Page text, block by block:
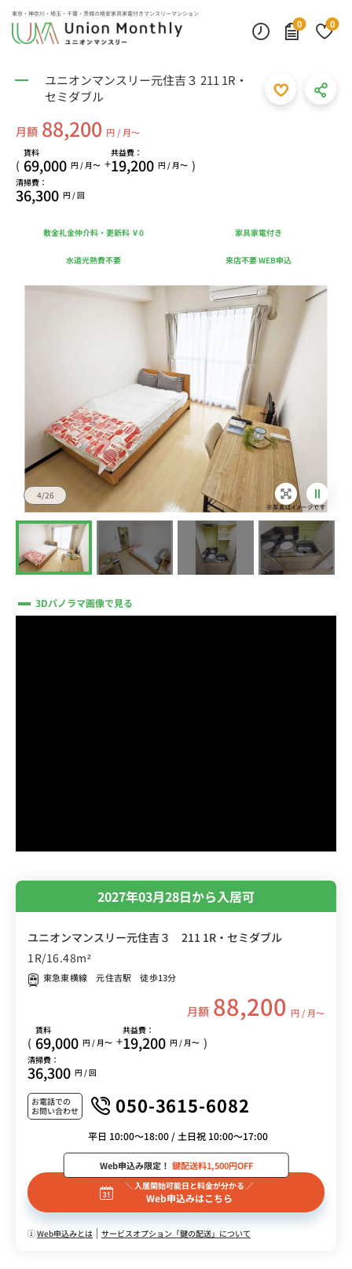
東京・神奈川・埼玉・千葉・茨城の格安家具家電付きマンスリーマンション
0
0
ユニオンマンスリー元住吉３ 211 1R・
セミダブル
月額 88,200 円 / 月〜
(
賃料
69,000 円 / 月〜 +
共益費：
19,200 円 / 月〜 )
清掃費：
36,300 円 / 回
敷金礼金仲介料・更新料 ￥0 家具家電付き
水道光熱費不要 来店不要 WEB申込
4/26
3Dパノラマ画像で見る
2027年03月28日から入居可
ユニオンマンスリー元住吉３ 211 1R・セミダブル
1R/16.48m²
東急東横線 元住吉駅 徒歩13分
月額 88,200 円 / 月〜
(
賃料
69,000 円 / 月〜 +
共益費：
19,200 円 / 月〜 )
清掃費：
36,300 円 / 回
お電話での
お問い合わせ
050-3615-6082
平日 10:00～18:00 / 土日祝 10:00～17:00
＼ 入居開始可能日と料金が分かる ／
Web申込みはこちら
Web申込み限定！ 鍵配送料1,500円OFF
Web申込みとは サービスオプション「鍵の配送」について